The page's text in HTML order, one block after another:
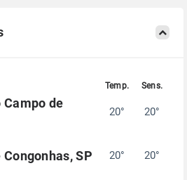
de
20° 20°
SP 20° 20°